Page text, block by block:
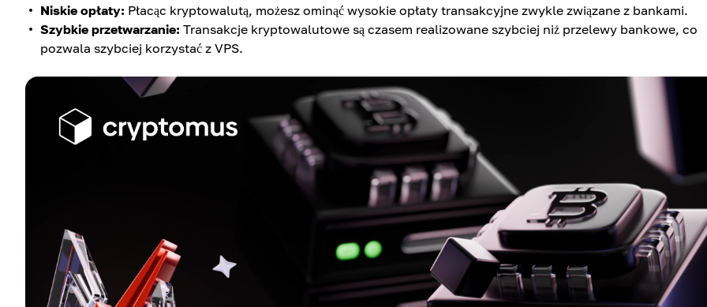
Niskie opłaty: Płacąc kryptowalutą, możesz ominąć wysokie opłaty transakcyjne zwykle związane z bankami.
Szybkie przetwarzanie: Transakcje kryptowalutowe są czasem realizowane szybciej niż przelewy bankowe, co
pozwala szybciej korzystać z VPS.